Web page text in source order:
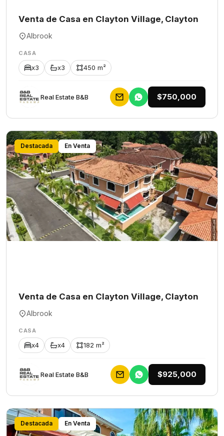
Venta de Casa en Clayton Village, Clayton
Albrook
CASA
x3 x3 450 m²
Rеаl Еstаtе В&В $750,000
Destacada En Venta
Venta de Casa en Clayton Village, Clayton
Albrook
CASA
x4 x4 182 m²
Rеаl Еstаtе В&В $925,000
Destacada En Venta